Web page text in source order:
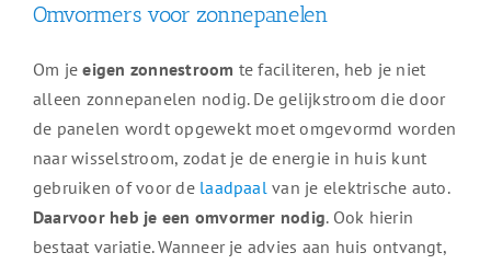
Omvormers voor zonnepanelen
Om jeeigen zonnestroom te faciliteren, heb je niet
alleen zonnepanelen nodig. De gelijkstroom die door
de panelen wordt opgewekt moet omgevormd worden
naar wisselstroom, zodat je de energie in huis kunt
gebruiken of voor de laadpaalvan je elektrische auto.
Daarvoor heb je een omvormer nodig. Ook hierin
bestaat variatie. Wanneer je advies aan huis ontvangt,